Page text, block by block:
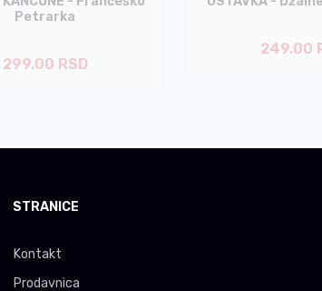
Petrarka
299.00 RSD
249.00
STRANICE
Kontakt
Prodavnica